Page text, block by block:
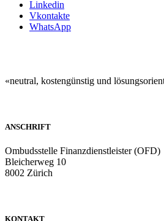
Linkedin
Vkontakte
WhatsApp
«neutral, kostengünstig und
ANSCHRIFT
Ombudsstelle Finanzdienstleister (OFD)
Bleicherweg 10
8002 Zürich
KONTAKT